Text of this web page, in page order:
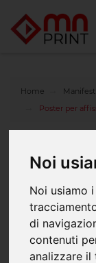
Noi
Noi usiamo
di
contenuti
analizzare
Home
Poster per
alta qualità
Poster da 140 x
Carta da 115 gr.
Stampa in
A fascia unica.